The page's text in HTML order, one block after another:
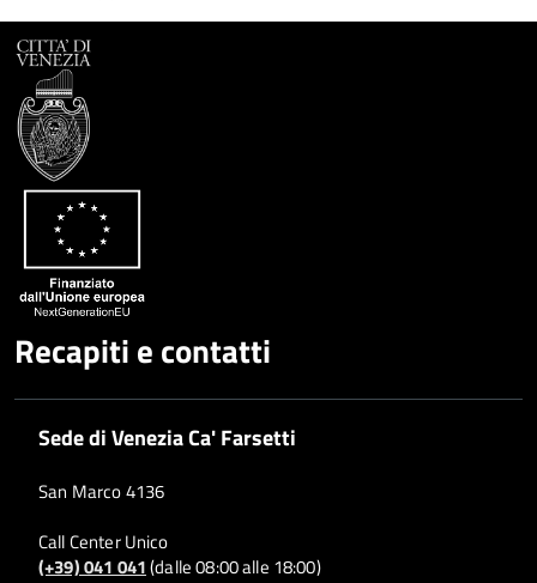
Recapiti e contatti
Sede di Venezia Ca' Farsetti
San Marco 4136
Call Center Unico
(+39) 041 041(dalle 08:00 alle 18:00)